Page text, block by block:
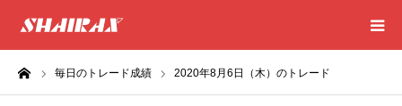
毎日のトレード成績 2020年8月6日（木）のトレード
HOME